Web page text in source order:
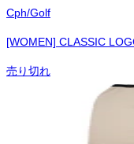
Cph/Golf
[WOMEN] CLASSIC
売り切れ